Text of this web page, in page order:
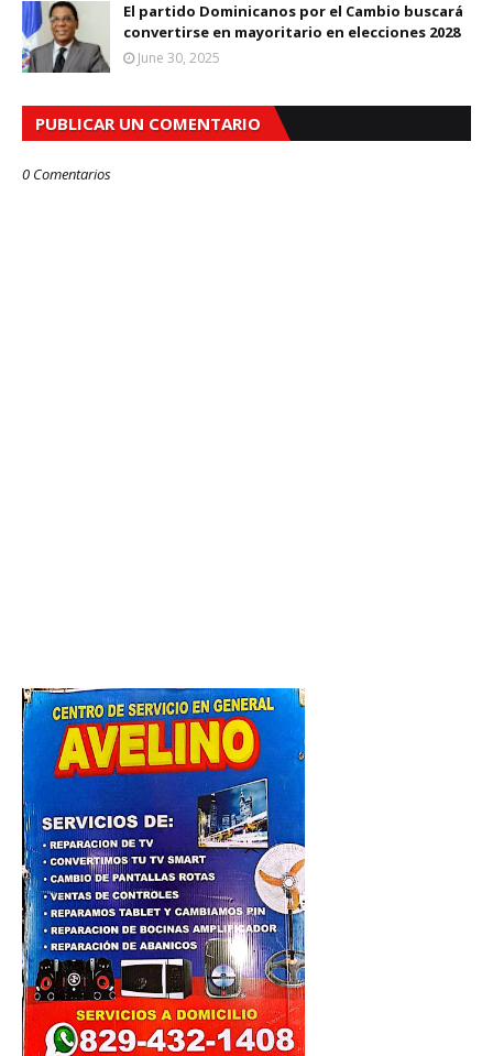
El partido Dominicanos por el Cambio buscará
convertirse en mayoritario en elecciones 2028
June 30, 2025
PUBLICAR UN COMENTARIO
0 Comentarios